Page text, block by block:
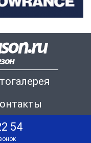
54